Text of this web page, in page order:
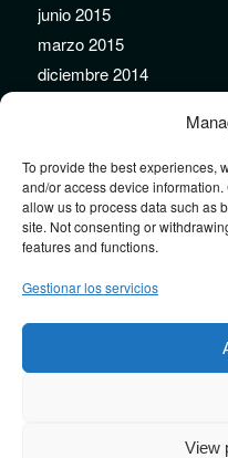
To provide the best experiences,
and/or access device
allow us to process data such as
site. Not consenting or
features and functions.
Gestionar los servicios
View
junio 2015
marzo 2015
diciembre 2014
agosto 2014
julio 2014
junio 2014
mayo 2014
febrero 2014